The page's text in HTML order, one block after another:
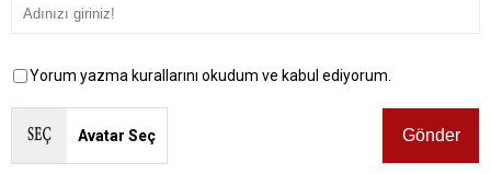
Yorum yazma kurallarını okudum ve kabul ediyorum.
Avatar Seç